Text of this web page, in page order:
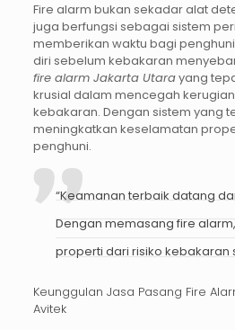
Fire alarm bukan sekadar alat
juga berfungsi sebagai sistem
memberikan waktu bagi
diri sebelum kebakaran
fire alarm Jakarta Utarayang
krusial dalam mencegah
kebakaran. Dengan sistem yang
meningkatkan keselamatan
penghuni.
“Keamanan terbaik datang
Dengan memasang fire
properti dari risiko kebakaran
Keunggulan Jasa Pasang Fire
Avitek